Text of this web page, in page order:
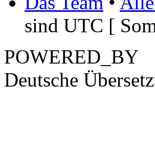
sind UTC [
POWERED_BY
Deutsche